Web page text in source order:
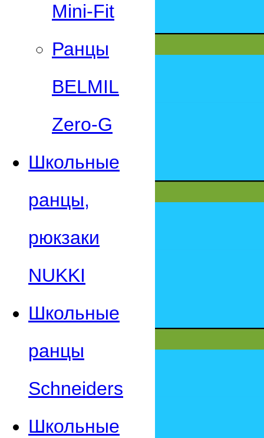
Mini-Fit
Ранцы
BELMIL
Zero-G
Школьные
ранцы,
рюкзаки
NUKKI
Школьные
ранцы
Schneiders
Школьные